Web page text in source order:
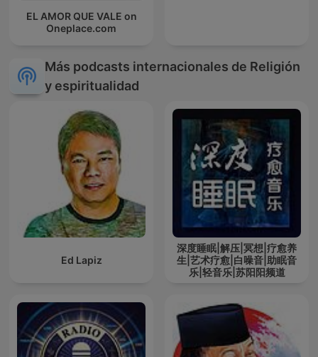
EL AMOR QUE VALE on
Oneplace.com
Más podcasts internacionales de Religión
y espiritualidad
Ed Lapiz
深度睡眠|解压|冥想|疗愈养
生|艺术疗愈|白噪音|助眠音
乐|轻音乐|苏阳阳频道